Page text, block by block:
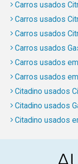
Carros usados
Carros usados
Carros usados
Carros usados
Carros usados
Carros usados
Citadino usados
Citadino usados
Citadino usados